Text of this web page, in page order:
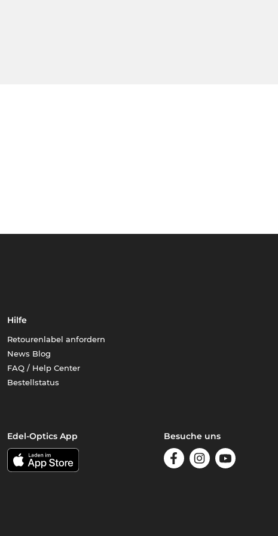
Hilfe
Retourenlabel anfordern
News Blog
FAQ / Help Center
Bestellstatus
Edel-Optics App Besuche uns